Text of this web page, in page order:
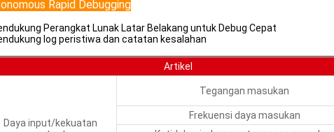
Rapid Debugging
Perangkat Lunak Latar Belakang untuk Debug Cepat
log peristiwa dan catatan kesalahan
Artikel
Daya input/kekuatan
Tegangan masukan
Frekuensi daya masukan